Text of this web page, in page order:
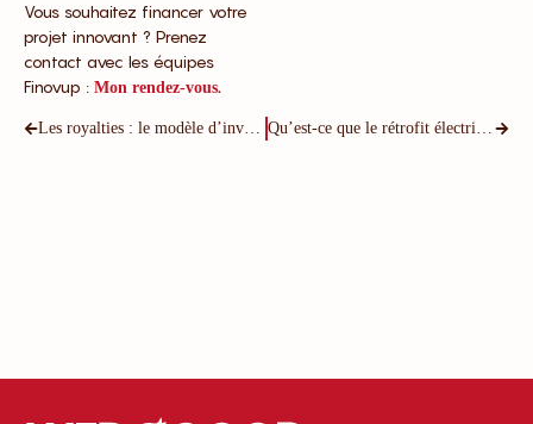
Vous souhaitez financer votre
projet innovant ? Prenez
contact avec les équipes
Finovup : Mon rendez-vous.
Les royalties : le modèle d’investissement le plus aligné (et pourquoi il change la donne) Qu’est-ce que le rétrofit électrique ? Tout comprendre en 5 minutes